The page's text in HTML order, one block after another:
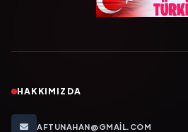
HAKKIMIZDA
AFTUNAHAN@GMAIL.COM